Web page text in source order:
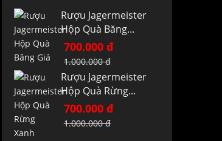
Rượu Jagermeister
Hộp Quà Băng...
700.000 đ
1.000.000 đ
Rượu Jagermeister
Hộp Quà Rừng...
700.000 đ
1.000.000 đ